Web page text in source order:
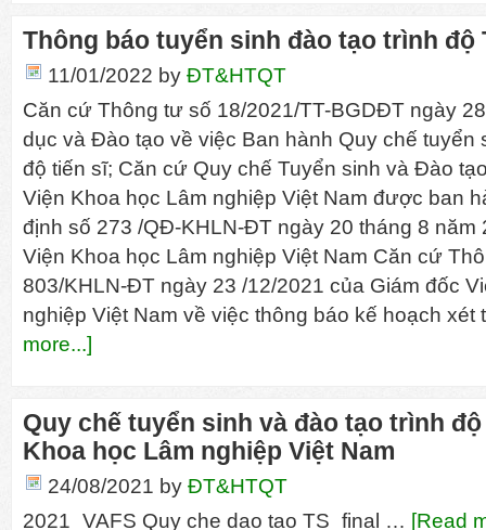
Thông báo tuyển sinh đào tạo trình độ
11/01/2022 by ĐT&HTQT
Căn cứ Thông tư số 18/2021/TT-BGDĐT ngày
dục và Đào tạo về việc Ban hành Quy chế tuyển
độ tiến sĩ; Căn cứ Quy chế Tuyển sinh và Đào
Viện Khoa học Lâm nghiệp Việt Nam được ban
định số 273 /QĐ-KHLN-ĐT ngày 20 tháng 8 năm
Viện Khoa học Lâm nghiệp Việt Nam Căn cứ
803/KHLN-ĐT ngày 23 /12/2021 của Giám đốc
nghiệp Việt Nam về việc thông báo kế hoạch
more...]
Quy chế tuyển sinh và đào tạo trình
Khoa học Lâm nghiệp Việt Nam
24/08/2021 by ĐT&HTQT
2021_VAFS Quy che dao tao TS_final … [Read